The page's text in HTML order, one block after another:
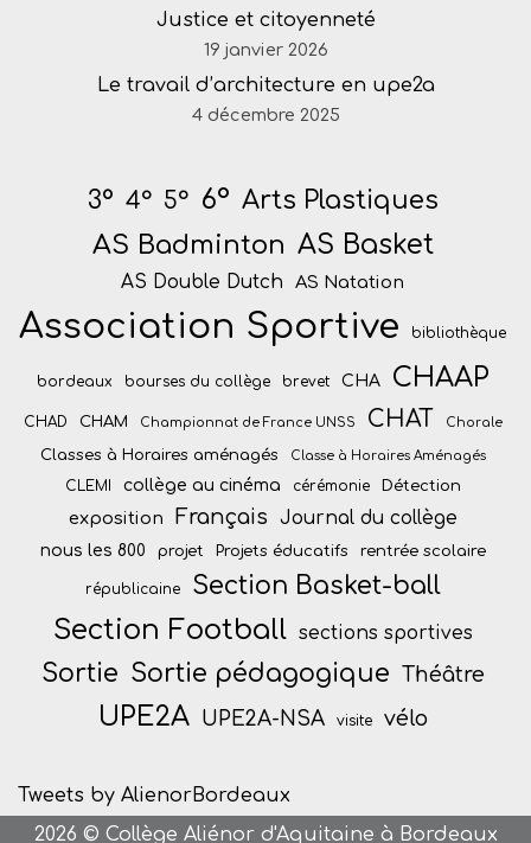
Justice et citoyenneté
19 janvier 2026
Le travail d’architecture en upe2a
4 décembre 2025
3° 4° 5° 6° Arts Plastiques
AS Badminton AS Basket
AS Double Dutch AS Natation
Association Sportive bibliothèque
bordeaux bourses du collège brevet CHA CHAAP
CHAD CHAM Championnat de France UNSS CHAT Chorale
Classes à Horaires aménagés Classe à Horaires Aménagés
CLEMI collège au cinéma cérémonie Détection
exposition Français Journal du collège
nous les 800 projet Projets éducatifs rentrée scolaire
républicaine Section Basket-ball
Section Football sections sportives
Sortie Sortie pédagogique Théâtre
UPE2A UPE2A-NSA visite vélo
Tweets by AlienorBordeaux
2026 © Collège Aliénor d'Aquitaine à Bordeaux